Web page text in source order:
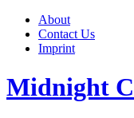
About
Contact Us
Imprint
Midnight